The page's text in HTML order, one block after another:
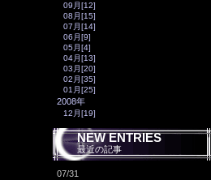
09月[12]
08月[15]
07月[14]
06月[9]
05月[4]
04月[13]
03月[20]
02月[35]
01月[25]
2008年
12月[19]
NEW ENTRIES
最近の記事
07/31